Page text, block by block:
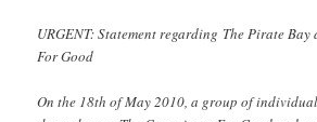
URGENT: Statement regarding The Pirate
For Good
On the 18th of May 2010, a group of